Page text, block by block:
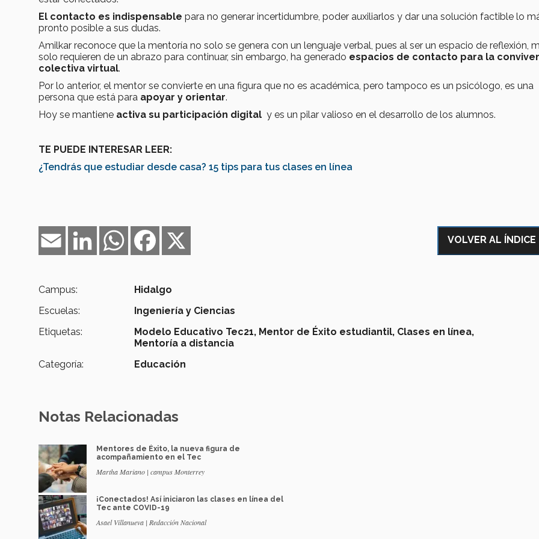
El contacto es indispensable para no generar incertidumbre, poder auxiliarlos y dar una solución factible lo
pronto posible a sus dudas.
Amilkar reconoce que la mentoría no solo se genera con un lenguaje verbal, pues al ser un espacio de reflexión,
solo requieren de un abrazo para continuar, sin embargo, ha generado espacios de contacto para la
colectiva virtual.
Por lo anterior, el mentor se convierte en una figura que no es académica, pero tampoco es un psicólogo, es una
persona que está para apoyar y orientar.
Hoy se mantiene activa su participación digital y es un pilar valioso en el desarrollo de los alumnos.
TE PUEDE INTERESAR LEER:
¿Tendrás que estudiar desde casa? 15 tips para tus clases en línea
Facebook
WhatsApp
LinkedIn
Email
VOLVER AL ÍNDICE
Campus:
Hidalgo
Escuelas:
Ingeniería y Ciencias
Etiquetas:
Modelo Educativo Tec21, Mentor de Éxito estudiantil, Clases en línea,
Mentoría a distancia
Categoría:
Educación
Notas Relacionadas
Mentores de Éxito, la nueva figura de
acompañamiento en el Tec
Martha Mariano | campus Monterrey
¡Conectados! Así iniciaron las clases en línea del
Tec ante COVID-19
Asael Villanueva | Redacción Nacional